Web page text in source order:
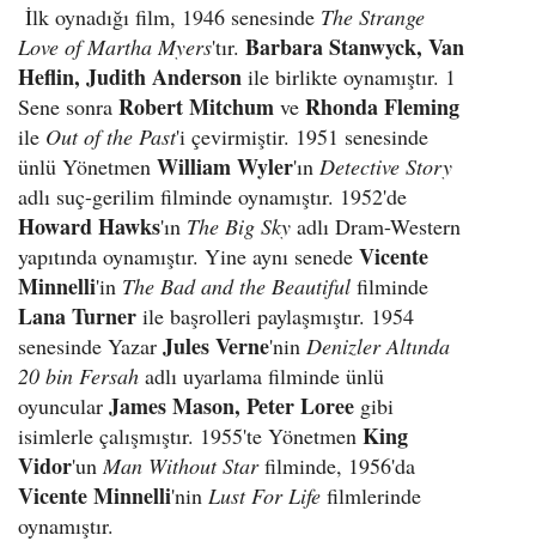
İlk oynadığı film, 1946 senesinde The Strange
Love of Martha Myers'tır. Barbara Stanwyck, Van
Heflin, Judith Anderson ile birlikte oynamıştır. 1
Sene sonra Robert Mitchum ve Rhonda Fleming
ile Out of the Past'i çevirmiştir. 1951 senesinde
ünlü Yönetmen William Wyler'ın Detective Story
adlı suç-gerilim filminde oynamıştır. 1952'de
Howard Hawks'ın The Big Sky adlı Dram-Western
yapıtında oynamıştır. Yine aynı senede Vicente
Minnelli'in The Bad and the Beautiful filminde
Lana Turner ile başrolleri paylaşmıştır. 1954
senesinde Yazar Jules Verne'nin Denizler Altında
20 bin Fersah adlı uyarlama filminde ünlü
oyuncular James Mason, Peter Loree gibi
isimlerle çalışmıştır. 1955'te Yönetmen King
Vidor'unMan Without Starfilminde, 1956'da
Vicente Minnelli'nin Lust For Life filmlerinde
oynamıştır.